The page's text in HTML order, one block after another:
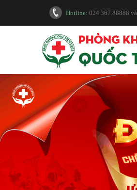
Hotline: 024.367.88888 và